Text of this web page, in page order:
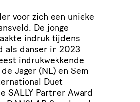
voor zich een unieke
De jonge
indruk tijdens
als danser in 2023
indrukwekkende
Jager (NL) en Sem
Duet
SALLY Partner Award